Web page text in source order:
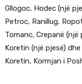
Gllogoc, Hodec (një
Petroc, Ranillug,
Tomanc, Crepanë (një
Koretin (një pjesë)
Koretin, Kormjan i